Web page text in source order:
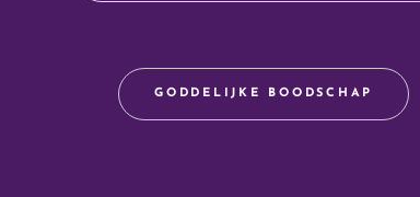
GODDELIJKE BOODSCHAP